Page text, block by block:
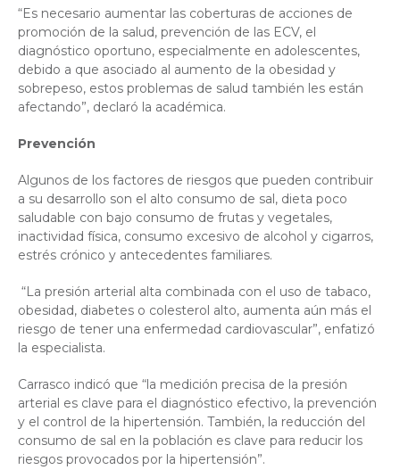
“Es necesario aumentar las coberturas de acciones de
promoción de la salud, prevención de las ECV, el
diagnóstico oportuno, especialmente en adolescentes,
debido a que asociado al aumento de la obesidad y
sobrepeso, estos problemas de salud también les están
afectando”, declaró la académica.
Prevención
Algunos de los factores de riesgos que pueden contribuir
a su desarrollo son el alto consumo de sal, dieta poco
saludable con bajo consumo de frutas y vegetales,
inactividad física, consumo excesivo de alcohol y cigarros,
estrés crónico y antecedentes familiares.
“La presión arterial alta combinada con el uso de tabaco,
obesidad, diabetes o colesterol alto, aumenta aún más el
riesgo de tener una enfermedad cardiovascular”, enfatizó
la especialista.
Carrasco indicó que “la medición precisa de la presión
arterial es clave para el diagnóstico efectivo, la prevención
y el control de la hipertensión. También, la reducción del
consumo de sal en la población es clave para reducir los
riesgos provocados por la hipertensión”.